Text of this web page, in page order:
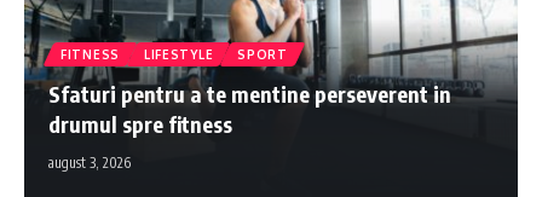
FITNESS LIFESTYLE SPORT
Sfaturi pentru a te mentine perseverent in
drumul spre fitness
august 3, 2026